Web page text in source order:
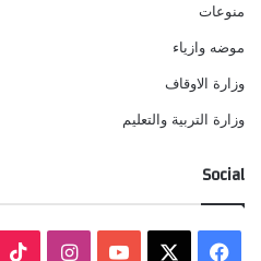
منوعات
موضه وازياء
وزارة الاوقاف
وزارة التربية والتعليم
Social
فيسبوك ‫YouTubeانستقرام